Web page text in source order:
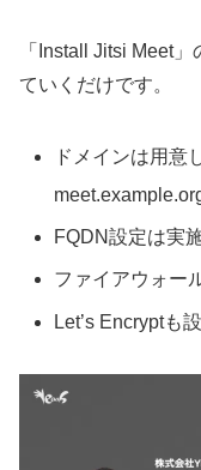
「Install Jitsi Meet
ていくだけです。
ドメインは用意
FQDN設定は実
ファイアウォー
Let’s Encryptも